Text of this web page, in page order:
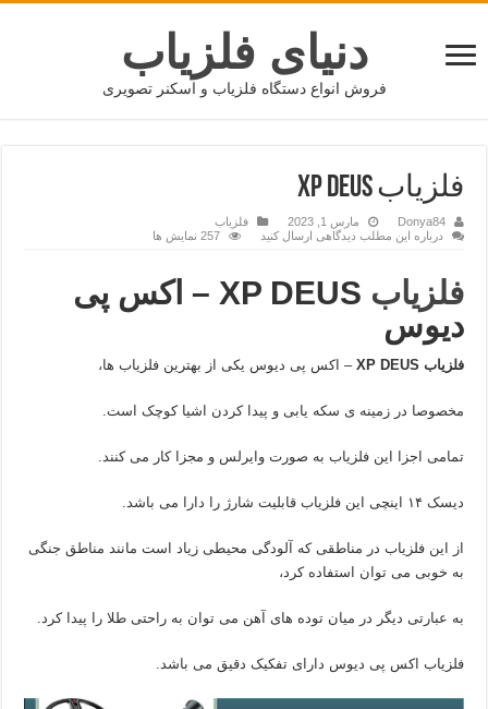
دنیای فلزیاب
فروش انواع دستگاه فلزیاب و اسکنر تصویری
فلزیاب XP DEUS
Donya84 مارس 1, 2023
فلزیاب
درباره این مطلب دیدگاهی ارسال کنید
257 نمایش ها
فلزیاب
XP DEUS – اکس پی
دیوس
فلزیاب XP DEUS – اکس پی دیوس یکی از بهترین فلزیاب ها،
مخصوصا در زمینه ی سکه یابی و پیدا کردن اشیا کوچک است.
تمامی اجزا این فلزیاب به صورت وایرلس و مجزا کار می کنند.
دیسک ۱۴ اینچی این فلزیاب قابلیت شارژ را دارا می باشد.
از این فلزیاب در مناطقی که آلودگی محیطی زیاد است مانند مناطق جنگی
به خوبی می توان استفاده کرد،
به عبارتی دیگر در میان توده های آهن می توان به راحتی طلا را پیدا کرد.
فلزیاب اکس پی دیوس دارای تفکیک دقیق می باشد.